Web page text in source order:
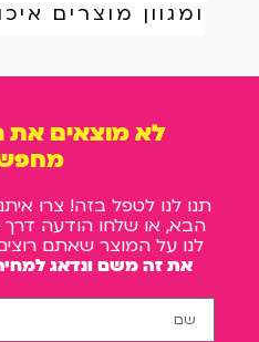
ומגוון מוצרים
לא מוצאים
תנו לנו לטפל בזה! צרו
הבא, או שלחו הודעה דרך
לנו על המוצר שאתם
את זה משם ונדאג